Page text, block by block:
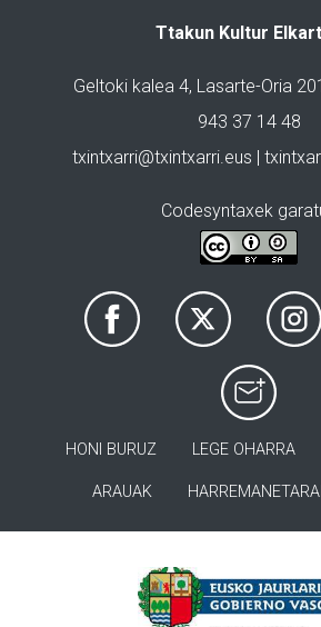
Ttakun Kultur
Geltoki kalea 4, Lasarte-Oria
943 37 14 48
txintxarri@txintxarri.eus |
Codesyntaxek
HONI BURUZ LEGE OHARRA
ARAUAK